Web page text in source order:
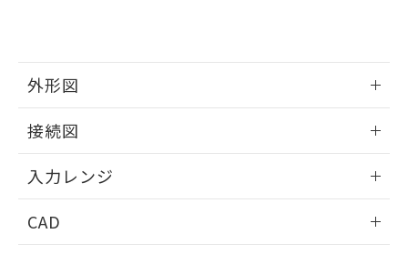
外形図
接続図
入力レンジ
CAD